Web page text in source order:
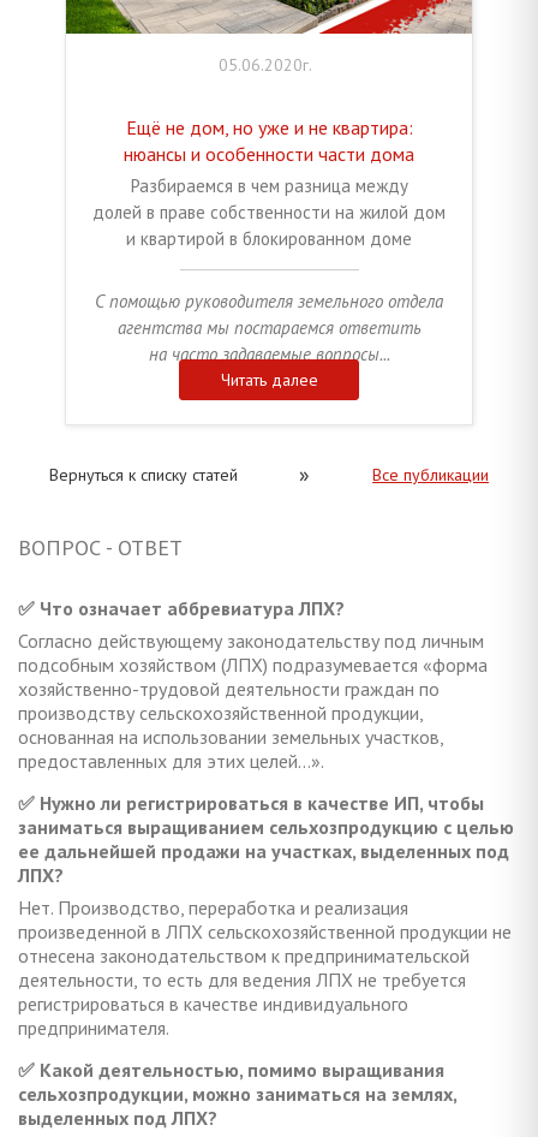
05.06.2020г.
Ещё не дом, но уже и не квартира:
нюансы и особенности части дома
Разбираемся в чем разница между
долей в праве собственности на жилой дом
и квартирой в блокированном доме
С помощью руководителя земельного отдела
агентства мы постараемся ответить
на часто задаваемые вопросы...
Читать далее
Вернуться к списку статей » Все публикации
ВОПРОС - ОТВЕТ
✅ Что означает аббревиатура ЛПХ?
Согласно действующему законодательству под личным
подсобным хозяйством (ЛПХ) подразумевается «форма
хозяйственно-трудовой деятельности граждан по
производству сельскохозяйственной продукции,
основанная на использовании земельных участков,
предоставленных для этих целей…».
✅ Нужно ли регистрироваться в качестве ИП, чтобы
заниматься выращиванием сельхозпродукцию с целью
ее дальнейшей продажи на участках, выделенных под
ЛПХ?
Нет. Производство, переработка и реализация
произведенной в ЛПХ сельскохозяйственной продукции не
отнесена законодательством к предпринимательской
деятельности, то есть для ведения ЛПХ не требуется
регистрироваться в качестве индивидуального
предпринимателя.
✅ Какой деятельностью, помимо выращивания
сельхозпродукции, можно заниматься на землях,
выделенных под ЛПХ?